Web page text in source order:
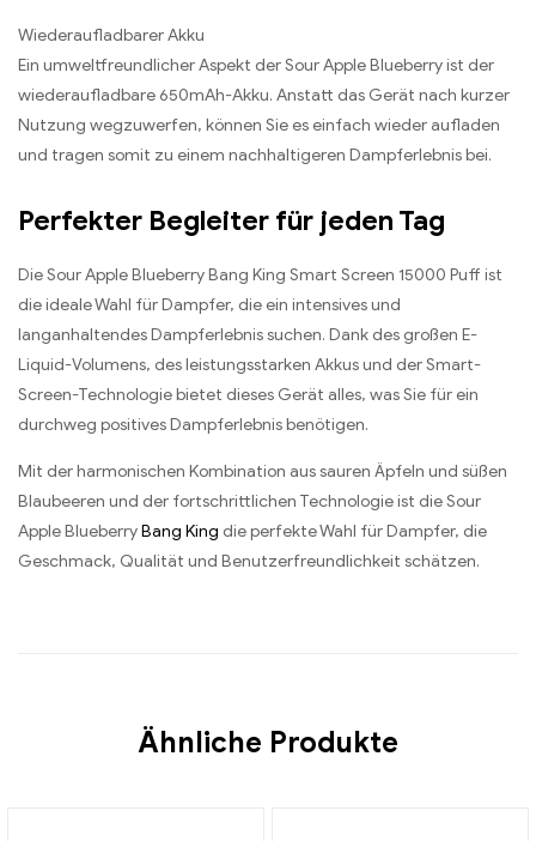
Wiederaufladbarer Akku
Ein umweltfreundlicher Aspekt der Sour Apple Blueberry ist der
wiederaufladbare 650mAh-Akku. Anstatt das Gerät nach kurzer
Nutzung wegzuwerfen, können Sie es einfach wieder aufladen
und tragen somit zu einem nachhaltigeren Dampferlebnis bei.
Perfekter Begleiter für jeden Tag
Die Sour Apple Blueberry Bang King Smart Screen 15000 Puff ist
die ideale Wahl für Dampfer, die ein intensives und
langanhaltendes Dampferlebnis suchen. Dank des großen E-
Liquid-Volumens, des leistungsstarken Akkus und der Smart-
Screen-Technologie bietet dieses Gerät alles, was Sie für ein
durchweg positives Dampferlebnis benötigen.
Mit der harmonischen Kombination aus sauren Äpfeln und süßen
Blaubeeren und der fortschrittlichen Technologie ist die Sour
Apple BlueberryBang King die perfekte Wahl für Dampfer, die
Geschmack, Qualität und Benutzerfreundlichkeit schätzen.
Ähnliche Produkte